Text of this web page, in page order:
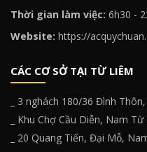
Thời gian làm việc: 6h30 -
Website: https://
CÁC CƠ SỞ TẠI TỪ LIÊM
_ 3 nghách 180/36 Đình
_ Khu Chợ Cầu Diễn, Nam
_ 20 Quang Tiến, Đại Mỗ,